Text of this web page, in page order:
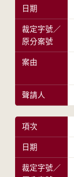
日期
裁定字號／
原分案號
案由
聲請人
項次
日期
裁定字號／